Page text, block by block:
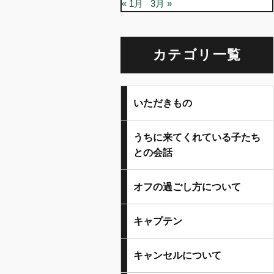
« 1月 3月 »
カテゴリ一覧
いただきもの
うちに来てくれている子たち
との会話
オフの過ごし方について
キャプテン
キャンセルについて